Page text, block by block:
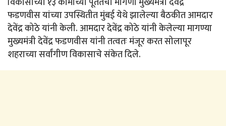
फडणवीस यांच्या उपस्थितीत मुंबई येथे झालेल्या बैठकीत आमदार
देवेंद्र कोठे यांनी केली. आमदार देवेंद्र कोठे यांनी केलेल्या मागण्या
मुख्यमंत्री देवेंद्र फडणवीस यांनी तत्वतः मंजूर करत सोलापूर
शहराच्या सर्वांगीण विकासाचे संकेत दिले.